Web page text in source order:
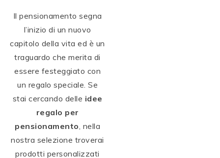
Il pensionamento segna
l’inizio di un nuovo
capitolo della vita ed è un
traguardo che merita di
essere festeggiato con
un regalo speciale. Se
stai cercando delle idee
regalo per
pensionamento, nella
nostra selezione troverai
prodotti personalizzati